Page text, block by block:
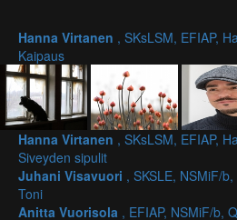
Hanna Virtanen , SKsLSM, EFIAP,
Kaipaus
Hanna Virtanen , SKsLSM, EFIAP,
Siveyden sipulit
Juhani Visavuori , SKSLE, NSMiF/
Toni
Anitta Vuorisola , EFIAP, NSMiF/b,